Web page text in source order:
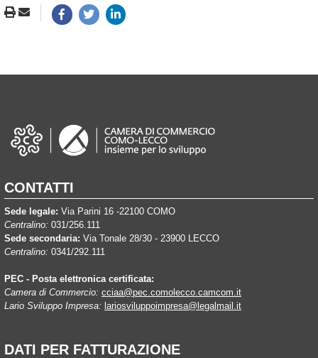
CONTATTI
Sede legale: Via Parini 16 -22100 COMO
Centralino: 031/256.111
Sede secondaria: Via Tonale 28/30 - 23900 LECCO
Centralino: 0341/292.111
PEC - Posta elettronica certificata:
Camera di Commercio: cciaa@pec.comolecco.camcom.it
Lario Sviluppo Impresa: lariosviluppoimpresa@legalmail.it
DATI PER FATTURAZIONE